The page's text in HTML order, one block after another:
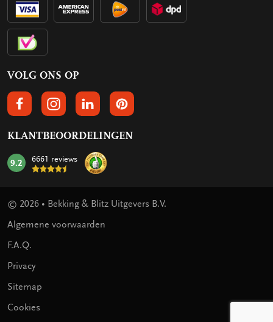
VOLG ONS OP
VOLGS ONS OP FACEBOOK
VOLG ONS OP INSTAGRAM
VOLG ONS OP LINKEDIN
VOLG ONS OP PINTEREST
KLANTBEOORDELINGEN
mark:
9.2 6661 reviews
© 2026 • Bekking & Blitz Uitgevers B.V.
Algemene voorwaarden
F.A.Q.
Privacy
Sitemap
Cookies